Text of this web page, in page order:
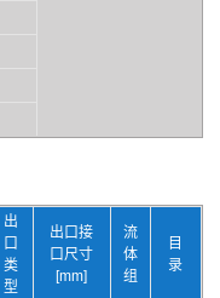
出
口
类
型
出口接
口尺寸
[mm]
流
体
组
目
录